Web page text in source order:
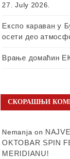
27. July 2026.
Експо караван у
осети део
Врање домаћин
СКОРАШЊИ
Nemanja on
OKTOBAR SPIN
MERIDIANU!